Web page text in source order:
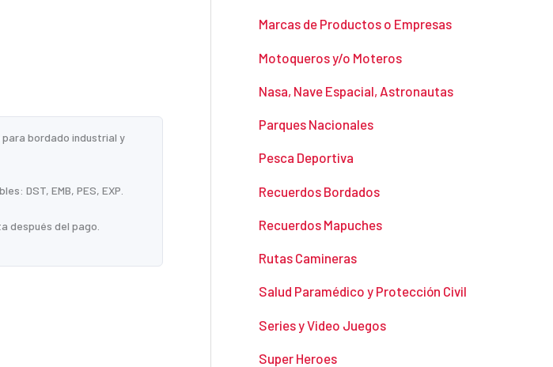
bordado industrial y
DST, EMB, PES, EXP.
después del pago.
Marcas de Productos o Empresas
Motoqueros y/o Moteros
Nasa, Nave Espacial, Astronautas
Parques Nacionales
Pesca Deportiva
Recuerdos Bordados
Recuerdos Mapuches
Rutas Camineras
Salud Paramédico y Protección Civil
Series y Video Juegos
Super Heroes